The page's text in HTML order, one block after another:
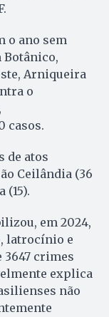
o ano sem
Botânico,
Arniqueira
o
casos.
de atos
Ceilândia (36
(15).
em 2024,
latrocínio e
3647 crimes
explica
não